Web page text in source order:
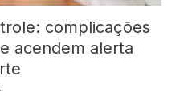
complicações
acendem alerta